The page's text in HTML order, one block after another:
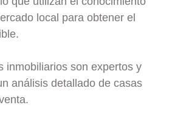
local para obtener el
inmobiliarios son expertos y
análisis detallado de casas